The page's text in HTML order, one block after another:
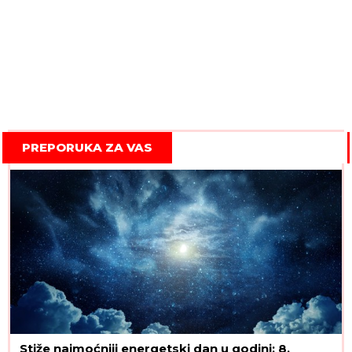
PREPORUKA ZA VAS
Stiže najmoćniji energetski dan u godini: 8.